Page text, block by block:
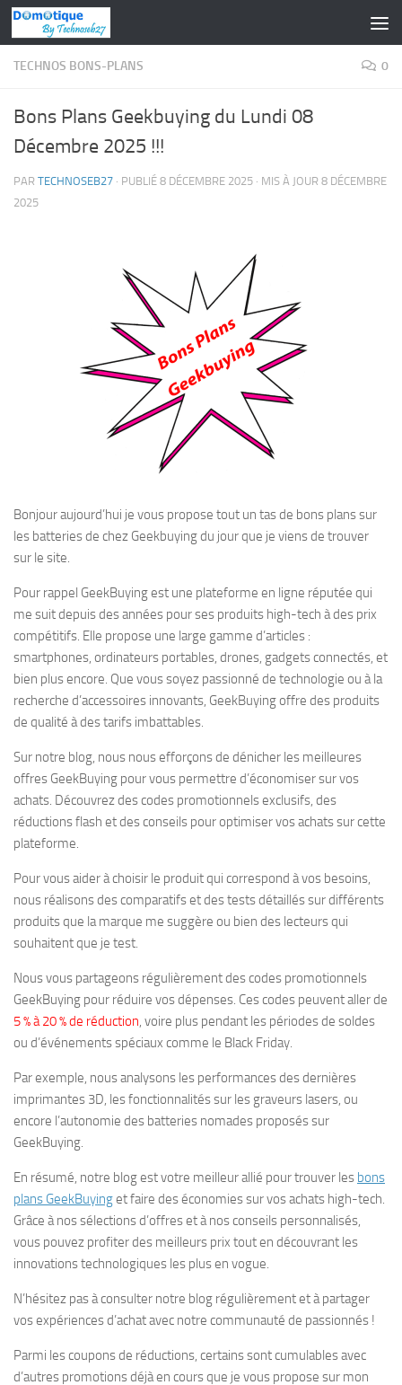
Skip to content
TECHNOS BONS-PLANS 0
Bons Plans Geekbuying du Lundi 08
Décembre 2025 !!!
PAR TECHNOSEB27 · PUBLIÉ 8 DÉCEMBRE 2025 · MIS À JOUR 8 DÉCEMBRE
2025
Bonjour aujourd’hui je vous propose tout un tas de bons plans sur
les batteries de chez Geekbuying du jour que je viens de trouver
sur le site.
Pour rappel GeekBuying est une plateforme en ligne réputée qui
me suit depuis des années pour ses produits high-tech à des prix
compétitifs. Elle propose une large gamme d’articles :
smartphones, ordinateurs portables, drones, gadgets connectés, et
bien plus encore. Que vous soyez passionné de technologie ou à la
recherche d’accessoires innovants, GeekBuying offre des produits
de qualité à des tarifs imbattables.
Sur notre blog, nous nous efforçons de dénicher les meilleures
offres GeekBuying pour vous permettre d’économiser sur vos
achats. Découvrez des codes promotionnels exclusifs, des
réductions flash et des conseils pour optimiser vos achats sur cette
plateforme.
Pour vous aider à choisir le produit qui correspond à vos besoins,
nous réalisons des comparatifs et des tests détaillés sur différents
produits que la marque me suggère ou bien des lecteurs qui
souhaitent que je test.
Nous vous partageons régulièrement des codes promotionnels
GeekBuying pour réduire vos dépenses. Ces codes peuvent aller de
5 % à 20 % de réduction, voire plus pendant les périodes de soldes
ou d’événements spéciaux comme le Black Friday.
Par exemple, nous analysons les performances des dernières
imprimantes 3D, les fonctionnalités sur les graveurs lasers, ou
encore l’autonomie des batteries nomades proposés sur
GeekBuying.
En résumé, notre blog est votre meilleur allié pour trouver les bons
plans GeekBuyinget faire des économies sur vos achats high-tech.
Grâce à nos sélections d’offres et à nos conseils personnalisés,
vous pouvez profiter des meilleurs prix tout en découvrant les
innovations technologiques les plus en vogue.
N’hésitez pas à consulter notre blog régulièrement et à partager
vos expériences d’achat avec notre communauté de passionnés !
Parmi les coupons de réductions, certains sont cumulables avec
d’autres promotions déjà en cours que je vous propose sur mon